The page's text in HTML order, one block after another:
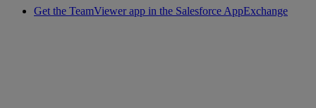
Get the TeamViewer app in the Salesforce AppExchange